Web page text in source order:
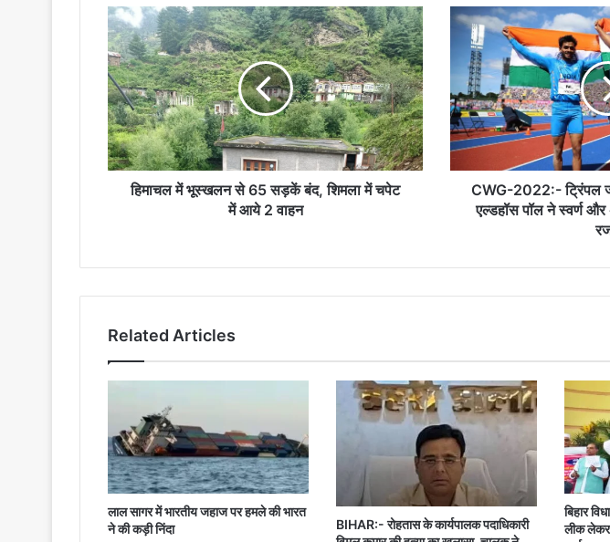
हिमाचल
में
भूस्खलन
से
65
सड़कें
बंद,
शिमला
में
हिमाचल में भूस्खलन से 65 सड़कें बंद, शिमला में चपेट
में आये 2 वाहन
CWG-
2022:-
ट्रिंपल
जंप
में
भारत
ने
रचा
इतिहास,
एल्डहॉस
रजत
CWG-2022:- ट्रिंपल
एल्डहॉस पॉल ने स्वर्ण
Related Articles
लाल सागर में भारतीय जहाज पर हमले की भारत
ने की कड़ी निंदा
BIHAR:- रोहतास के कार्यपालक पदाधिकारी
बिहार
लीक लेकर